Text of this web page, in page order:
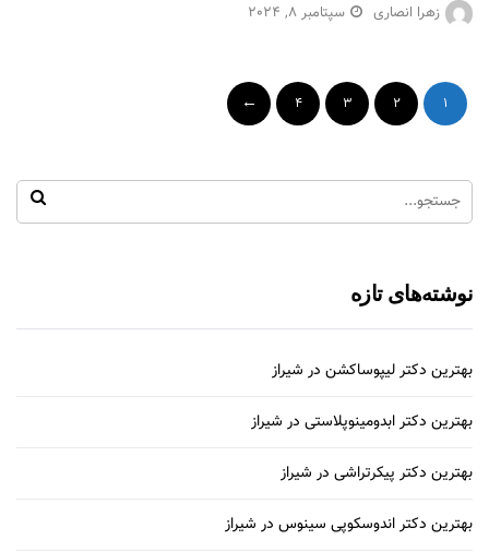
زهرا انصاری سپتامبر 8, 2024
1
2
3
4
نوشته‌های تازه
بهترین دکتر لیپوساکشن در شیراز
بهترین دکتر ابدومینوپلاستی در شیراز
بهترین دکتر پیکرتراشی در شیراز
بهترین دکتر اندوسکوپی سینوس در شیراز